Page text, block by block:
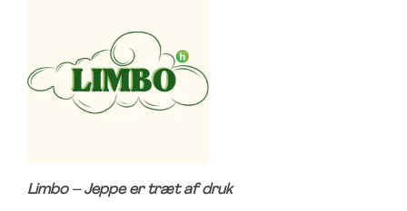
Limbo – Jeppe er træt af druk